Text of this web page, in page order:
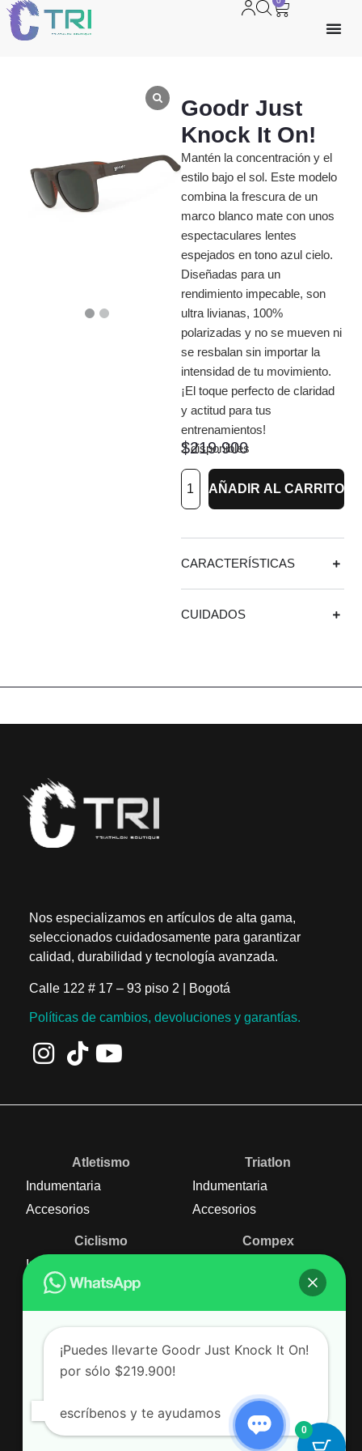
Goodr Just
Knock It On!
Mantén la concentración y el
estilo bajo el sol. Este modelo
combina la frescura de un
marco blanco mate con unos
espectaculares lentes
espejados en tono azul cielo.
Diseñadas para un
rendimiento impecable, son
ultra livianas, 100%
polarizadas y no se mueven ni
se resbalan sin importar la
intensidad de tu movimiento.
¡El toque perfecto de claridad
y actitud para tus
entrenamientos!
$219.900
2 disponibles
AÑADIR AL CARRITO
CARACTERÍSTICAS
CUIDADOS
Atletismo
Indumentaria
Accesorios
Ciclismo
Indumentaria
Accesorios
Equipos
Natación
Indumentaria
Triatlon
Indumentaria
Accesorios
Compex
Nos especializamos en artículos de alta gama,
seleccionados cuidadosamente para garantizar
calidad, durabilidad y tecnología avanzada.
Calle 122 # 17 – 93 piso 2 | Bogotá
Políticas de cambios, devoluciones y garantías.
0
¡Puedes llevarte Goodr Just Knock It On!
por sólo $219.900!
escríbenos y te ayudamos